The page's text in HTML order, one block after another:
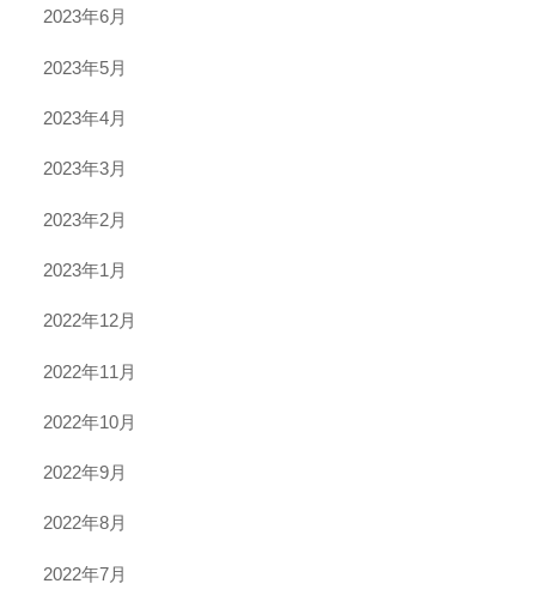
2023年6月
2023年5月
2023年4月
2023年3月
2023年2月
2023年1月
2022年12月
2022年11月
2022年10月
2022年9月
2022年8月
2022年7月